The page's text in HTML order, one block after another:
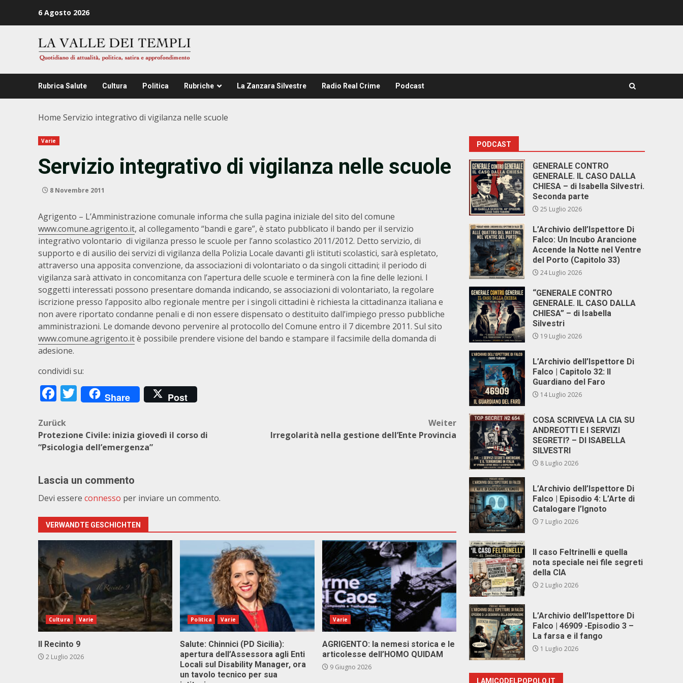
6 Agosto 2026
Rubrica Salute Cultura Politica Rubriche La Zanzara Silvestre Radio Real Crime Podcast
Home Servizio integrativo di vigilanza nelle scuole
Varie
Servizio integrativo di vigilanza nelle scuole
8 Novembre 2011
Agrigento – L’Amministrazione comunale informa che sulla pagina iniziale del sito del comune
www.comune.agrigento.it, al collegamento “bandi e gare”, è stato pubblicato il bando per il servizio
integrativo volontario di vigilanza presso le scuole per l’anno scolastico 2011/2012. Detto servizio, di
supporto e di ausilio dei servizi di vigilanza della Polizia Locale davanti gli istituti scolastici, sarà espletato,
attraverso una apposita convenzione, da associazioni di volontariato o da singoli cittadini; il periodo di
vigilanza sarà attivato in concomitanza con l’apertura delle scuole e terminerà con la fine delle lezioni. I
soggetti interessati possono presentare domanda indicando, se associazioni di volontariato, la regolare
iscrizione presso l’apposito albo regionale mentre per i singoli cittadini è richiesta la cittadinanza italiana e
non avere riportato condanne penali e di non essere dispensato o destituito dall’impiego presso pubbliche
amministrazioni. Le domande devono pervenire al protocollo del Comune entro il 7 dicembre 2011. Sul sito
www.comune.agrigento.itè possibile prendere visione del bando e stampare il facsimile della domanda di
adesione.
condividi su:
Facebook
Twitter
Share Post
Beitragsnavigation
Zurück
Protezione Civile: inizia giovedì il corso di
“Psicologia dell’emergenza”
Weiter
Irregolarità nella gestione dell’Ente Provincia
Lascia un commento
Devi essere connesso per inviare un commento.
VERWANDTE GESCHICHTEN
Cultura Varie
Il Recinto 9
2 Luglio 2026
Politica Varie
Salute: Chinnici (PD Sicilia):
apertura dell’Assessora agli Enti
Locali sul Disability Manager, ora
un tavolo tecnico per sua
Varie
AGRIGENTO: la nemesi storica e le
articolesse dell’HOMO QUIDAM
9 Giugno 2026
PODCAST
GENERALE CONTRO
GENERALE. IL CASO DALLA
CHIESA – di Isabella Silvestri.
Seconda parte
25 Luglio 2026
L’Archivio dell’Ispettore Di
Falco: Un Incubo Arancione
Accende la Notte nel Ventre
del Porto (Capitolo 33)
24 Luglio 2026
“GENERALE CONTRO
GENERALE. IL CASO DALLA
CHIESA” – di Isabella
Silvestri
19 Luglio 2026
L’Archivio dell’Ispettore Di
Falco | Capitolo 32: Il
Guardiano del Faro
14 Luglio 2026
COSA SCRIVEVA LA CIA SU
ANDREOTTI E I SERVIZI
SEGRETI? – DI ISABELLA
SILVESTRI
8 Luglio 2026
L’Archivio dell’Ispettore Di
Falco | Episodio 4: L’Arte di
Catalogare l’Ignoto
7 Luglio 2026
Il caso Feltrinelli e quella
nota speciale nei file segreti
della CIA
2 Luglio 2026
L’Archivio dell’Ispettore Di
Falco | 46909 -Episodio 3 –
La farsa e il fango
1 Luglio 2026
LAMICODELPOPOLO.IT